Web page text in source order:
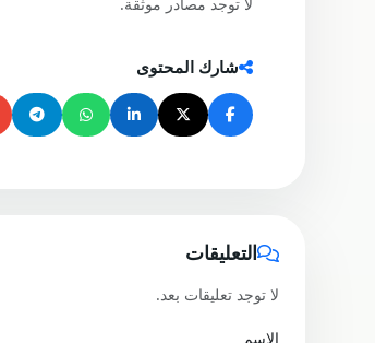
شارك المحتوى
التعليقات
لا توجد تعليقات بعد.
الاسم